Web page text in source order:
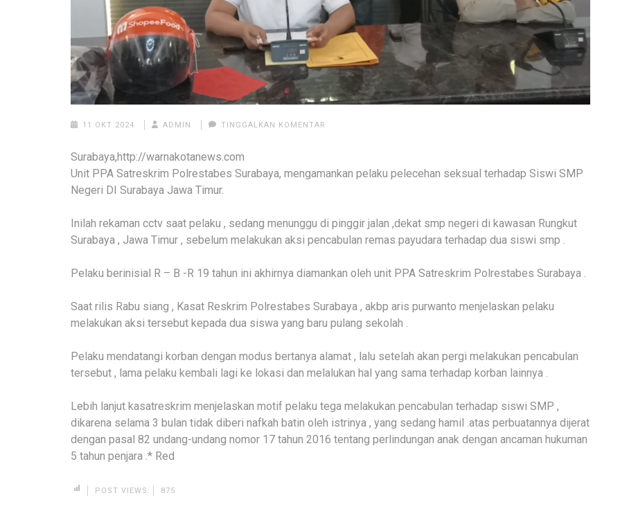
11 OKT 2024 ADMIN TINGGALKAN KOMENTAR
Surabaya,http://warnakotanews.com
Unit PPA Satreskrim Polrestabes Surabaya, mengamankan pelaku pelecehan seksual terhadap Siswi SMP
Negeri DI Surabaya Jawa Timur.
Inilah rekaman cctv saat pelaku , sedang menunggu di pinggir jalan ,dekat smp negeri di kawasan Rungkut
Surabaya , Jawa Timur , sebelum melakukan aksi pencabulan remas payudara terhadap dua siswi smp .
Pelaku berinisial R – B -R 19 tahun ini akhirnya diamankan oleh unit PPA Satreskrim Polrestabes Surabaya .
Saat rilis Rabu siang , Kasat Reskrim Polrestabes Surabaya , akbp aris purwanto menjelaskan pelaku
melakukan aksi tersebut kepada dua siswa yang baru pulang sekolah .
Pelaku mendatangi korban dengan modus bertanya alamat , lalu setelah akan pergi melakukan pencabulan
tersebut , lama pelaku kembali lagi ke lokasi dan melalukan hal yang sama terhadap korban lainnya .
Lebih lanjut kasatreskrim menjelaskan motif pelaku tega melakukan pencabulan terhadap siswi SMP ,
dikarena selama 3 bulan tidak diberi nafkah batin oleh istrinya , yang sedang hamil .atas perbuatannya dijerat
dengan pasal 82 undang-undang nomor 17 tahun 2016 tentang perlindungan anak dengan ancaman hukuman
5 tahun penjara .* Red
POST VIEWS: 875